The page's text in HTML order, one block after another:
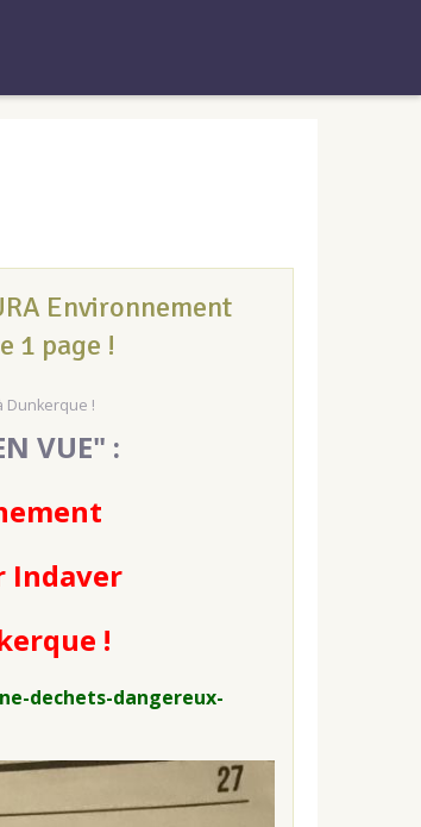
Environnement
1 page !
Dunkerque !
VUE" :
Indaver
!
dechets-dangereux-